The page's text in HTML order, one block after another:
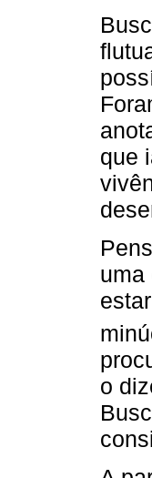
que
uma
o